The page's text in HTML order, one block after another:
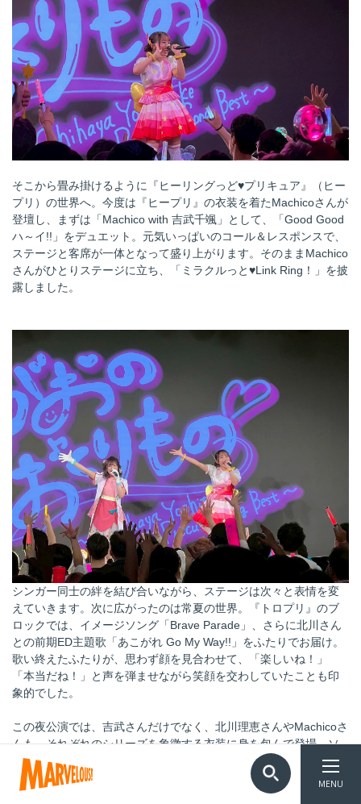
そこから畳み掛けるように『ヒーリングっど♥プリキュア』（ヒー
プリ）の世界へ。今度は『ヒープリ』の衣装を着たMachicoさんが
登壇し、まずは「Machico with 吉武千颯」として、「Good Good
ハ～イ!!」をデュエット。元気いっぱいのコール＆レスポンスで、
ステージと客席が一体となって盛り上がります。そのままMachico
さんがひとりステージに立ち、「ミラクルっと♥Link Ring！」を披
露しました。
シンガー同士の絆を結び合いながら、ステージは次々と表情を変
えていきます。次に広がったのは常夏の世界。『トロプリ』のブ
ロックでは、イメージソング「Brave Parade」、さらに北川さん
との前期ED主題歌「あこがれ Go My Way!!」をふたりでお届け。
歌い終えたふたりが、思わず顔を見合わせて、「楽しいね！」
「本当だね！」と声を弾ませながら笑顔を交わしていたことも印
象的でした。
この夜公演では、吉武さんだけでなく、北川理恵さんやMachicoさ
んも、それぞれのシリーズを象徴する衣装に身を包んで登場。ソ
ロ楽曲で吉武さんのバースデーライブに華を添える場面もありま
した。また、衣装替えやバトンタッチの間には、Machicoさんと北
川さんがマイクを手に、吉武さんとの出会いや、吉武さんが持
MENU
トップ TOP